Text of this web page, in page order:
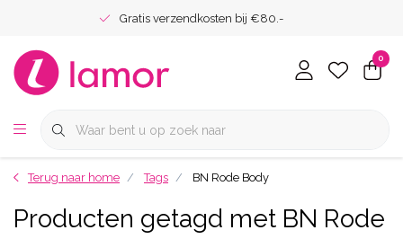
Gratis verzendkosten bij €80.-
0
Terug naar home Tags BN Rode Body
Producten getagd met BN Rode